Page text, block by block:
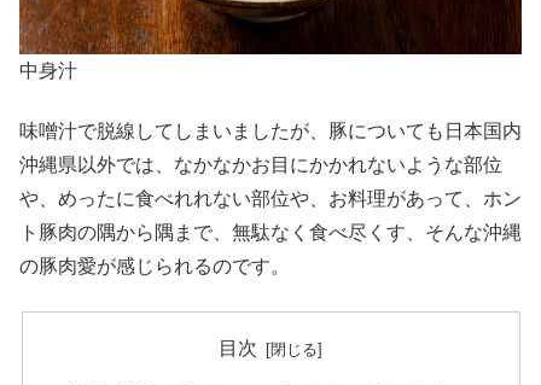
中身汁
味噌汁で脱線してしまいましたが、豚についても日本国内
沖縄県以外では、なかなかお目にかかれないような部位
や、めったに食べれれない部位や、お料理があって、ホン
ト豚肉の隅から隅まで、無駄なく食べ尽くす、そんな沖縄
の豚肉愛が感じられるのです。
目次